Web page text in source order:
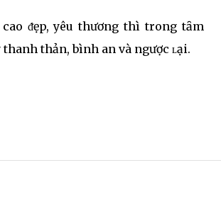
ᵭẹp, yêu thương thì trong tȃm
thanh thản, bình an và ngược ʟại.